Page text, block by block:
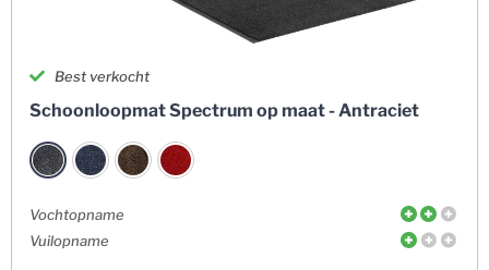
Best verkocht
Schoonloopmat Spectrum op maat - Antraciet
Vochtopname
Vuilopname